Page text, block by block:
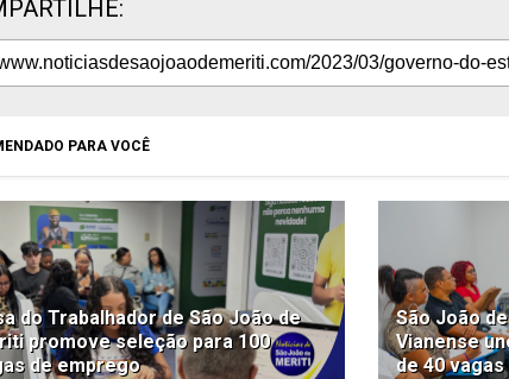
PARA VOCÊ
do Trabalhador de São João de
promove seleção para 100
de emprego
São João
Vianense
de 40